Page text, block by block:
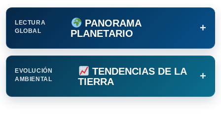
LECTURA
GLOBAL
PANORAMA
PLANETARIO
+
EVOLUCIÓN
AMBIENTAL
TENDENCIAS DE LA
TIERRA
+